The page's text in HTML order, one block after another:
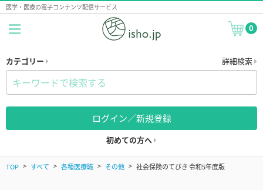
医学・医療の電子コンテンツ配信サービス
0
カテゴリー 詳細検索
ログイン／新規登録
初めての方へ
TOP すべて 各種医療職 その他 社会保険のてびき 令和5年度版